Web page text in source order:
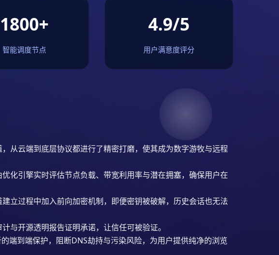
1800+
智能调度节点
4.9/5
用户满意度评分
从云端到底层协议都进行了精密打磨，使其成为数字游牧与远程
化引擎实时评估节点负载、带宽利用率与潜在拥塞，确保用户在
立过程中加入前向加密机制，即便密钥被破解，历史会话也无法
与开源透明报告证明承诺，让信任可被验证。
端到端保护，阻断DNS劫持与污染风险，为用户提供纯净的浏览